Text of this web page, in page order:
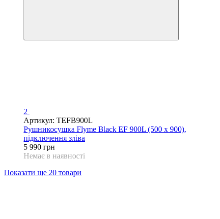
2
Артикул: TEFB900L
Рушникосушка Flyme Black EF 900L (500 х 900),
підключення зліва
5 990 грн
Немає в наявності
Показати ще 20 товари